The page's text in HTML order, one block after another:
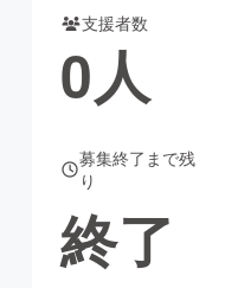
Creation
ya
支援者数
0人
募集終了まで残
り
終了